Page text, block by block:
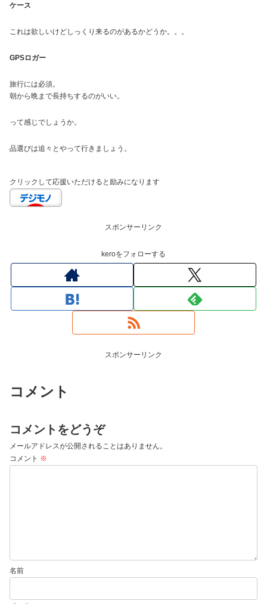
ケース
これは欲しいけどしっくり来るのがあるかどうか。。。
GPSロガー
旅行には必須。
朝から晩まで長持ちするのがいい。
って感じでしょうか。
品選びは追々とやって行きましょう。
クリックして応援いただけると励みになります
スポンサーリンク
keroをフォローする
スポンサーリンク
コメント
コメントをどうぞ
メールアドレスが公開されることはありません。
コメント ※
名前